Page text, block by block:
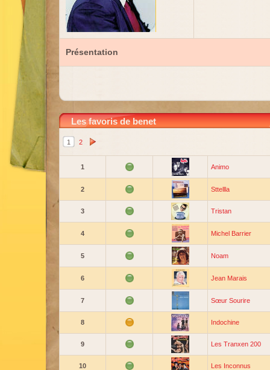
Présentation
Les favoris de benet
1 2
1 Animo
2 Sttellla
3 Tristan
4 Michel Barrier
5 Noam
6 Jean Marais
7 Sœur Sourire
8 Indochine
9 Les Tranxen 200
10 Les Inconnus